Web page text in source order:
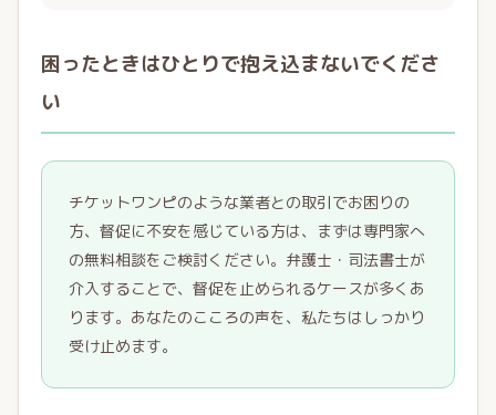
困ったときはひとりで抱え込まないでくださ
い
チケットワンピのような業者との取引でお困りの
方、督促に不安を感じている方は、まずは専門家へ
の無料相談をご検討ください。弁護士・司法書士が
介入することで、督促を止められるケースが多くあ
ります。あなたのこころの声を、私たちはしっかり
受け止めます。